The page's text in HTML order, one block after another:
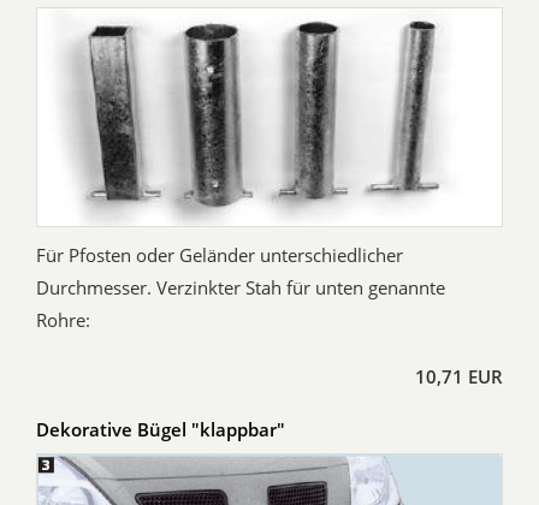
Für Pfosten oder Geländer unterschiedlicher
Durchmesser. Verzinkter Stah für unten genannte
Rohre:
10,71 EUR
Dekorative Bügel "klappbar"